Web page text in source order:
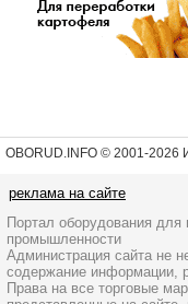
OBORUD.INFO © 2001-2026
реклама на сайте
Портал оборудования для
промышленности
Администрация сайта не
содержание информации,
Права на все торговые